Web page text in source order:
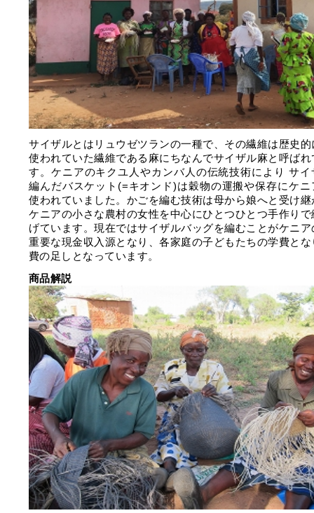
サイザルとはリュウゼツランの一種で、その繊維は歴史
使われていた繊維である麻にちなんでサイザル麻と呼ば
す。ケニアのキクユ人やカンバ人の伝統技術により サイ
編んだバスケット(=キオンド)は穀物の運搬や保存にケニ
使われていました。かごを編む技術は母から娘へと受け
ケニアの小さな農村の女性を中心にひとつひとつ手作り
げています。現在ではサイザルバッグを編むことがケニ
重要な現金収入源となり、各家庭の子どもたちの学費と
費の足しとなっています。
商品解説